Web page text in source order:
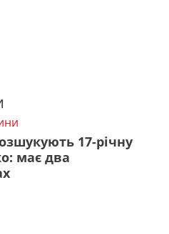
17-річну
має два